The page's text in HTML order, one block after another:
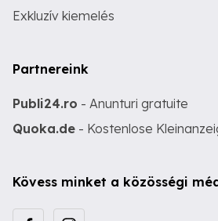
Exkluzív kiemelés
Partnereink
Publi24.ro - Anunturi gratuite
Quoka.de - Kostenlose
Kövess minket a közösségi